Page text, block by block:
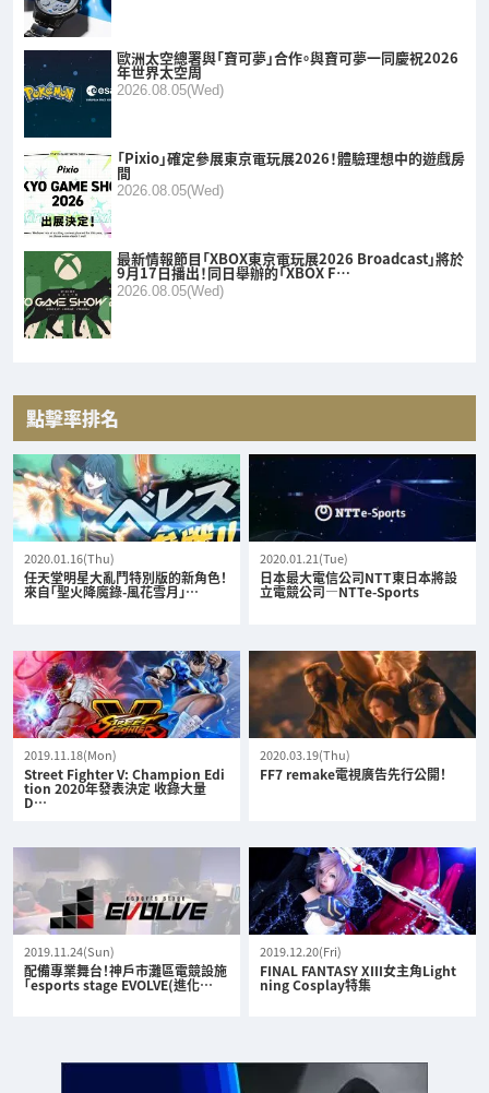
歐洲太空總署與「寶可夢」合作。與寶可夢一同慶祝2026
年世界太空周
2026.08.05(Wed)
「Pixio」確定參展東京電玩展2026！體驗理想中的遊戲房
間
2026.08.05(Wed)
最新情報節目「XBOX東京電玩展2026 Broadcast」將於
9月17日播出！同日舉辦的「XBOX F…
2026.08.05(Wed)
點擊率排名
2020.01.16(Thu)
任天堂明星大亂鬥特別版的新角色！
來自「聖火降魔錄-風花雪月」…
2020.01.21(Tue)
日本最大電信公司NTT東日本將設
立電競公司—NTTe-Sports
2019.11.18(Mon)
Street Fighter V: Champion Edi
tion 2020年發表決定 收錄大量
D…
2020.03.19(Thu)
FF7 remake電視廣告先行公開！
2019.11.24(Sun)
配備專業舞台！神戶市灘區電競設施
「esports stage EVOLVE(進化…
2019.12.20(Fri)
FINAL FANTASY XIII女主角Light
ning Cosplay特集